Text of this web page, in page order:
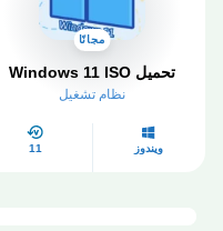
مجانًا
تحميل Windows 11 ISO
نظام تشغيل
ويندوز 11